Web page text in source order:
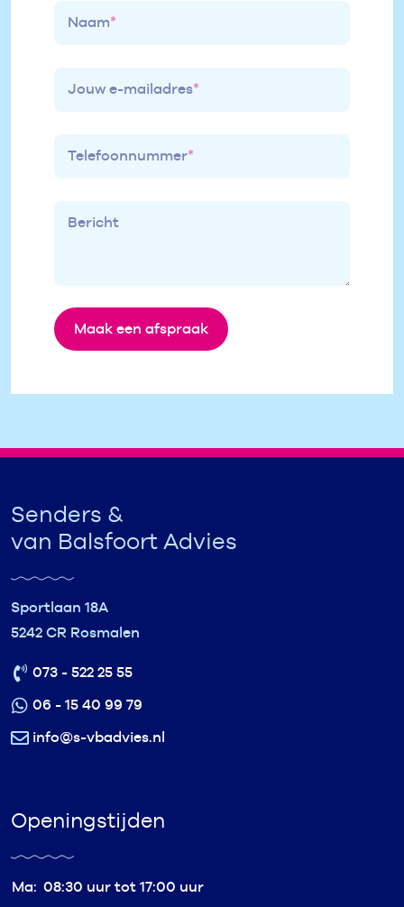
Naam*
Jouw e-mailadres*
Telefoonnummer*
Bericht
Maak een afspraak
Senders &
van Balsfoort Advies
Sportlaan 18A
5242 CR Rosmalen
073 - 522 25 55
06 - 15 40 99 79
info@s-vbadvies.nl
Openingstijden
Ma: 08:30 uur tot 17:00 uur